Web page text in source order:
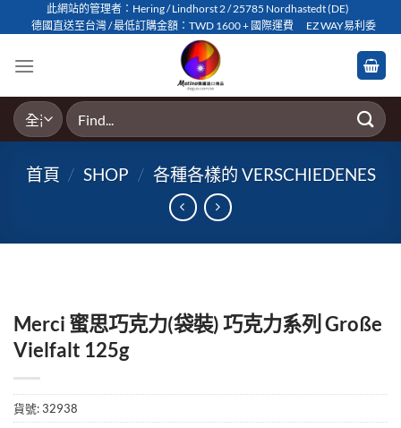
to
此網站的管理者：Hering / Lindhorst 2 / 25785 Nordhastedt (DE)
德國直送至台灣 / 最低訂購金額：TWD 1600 + 國際運費
EZ WAY易利委
搜
尋
鍵
首頁 / SHOP / 各種各樣的 VERSCHIEDENES
Merci 蜜思巧克力(袋裝) 巧克力系列 Große
Vielfalt 125g
貨號:32938